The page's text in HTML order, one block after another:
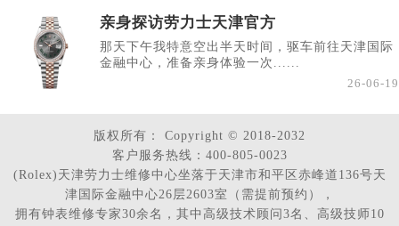
亲身探访劳力士天津官方
那天下午我特意空出半天时间，驱车前往天津国际
金融中心，准备亲身体验一次......
26-06-19
版权所有：
Copyright © 2018-2032
客户服务热线：400-805-0023
(Rolex)天津劳力士维修中心坐落于天津市和平区赤峰道136号天
津国际金融中心26层2603室（需提前预约），
拥有钟表维修专家30余名，其中高级技术顾问3名、高级技师10